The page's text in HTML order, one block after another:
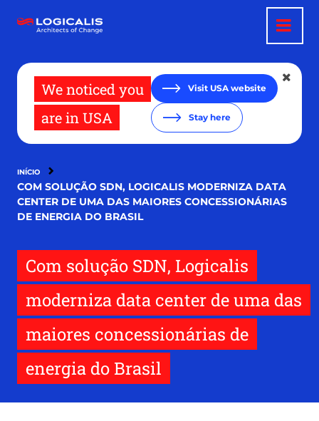
para
We noticed you
are in USA
Visit USA website
Stay here
INÍCIO
COM SOLUÇÃO SDN, LOGICALIS MODERNIZA DATA
CENTER DE UMA DAS MAIORES CONCESSIONÁRIAS
DE ENERGIA DO BRASIL
Com solução SDN, Logicalis
moderniza data center de uma das
maiores concessionárias de
energia do Brasil